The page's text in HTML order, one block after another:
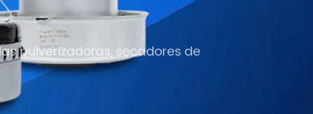
pulverizadoras, secadores de